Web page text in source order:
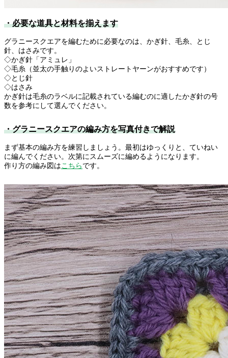
・必要な道具と材料を揃えます
グラニースクエアを編むために必要なのは、かぎ針、毛糸、とじ
針、はさみです。
◇かぎ針「アミュレ」
◇毛糸（並太の手触りのよいストレートヤーンがおすすめです）
◇とじ針
◇はさみ
かぎ針は毛糸のラベルに記載されている編むのに適したかぎ針の号
数を参考にして選んでください。
・グラニースクエアの編み方を写真付きで解説
まず基本の編み方を練習しましょう。最初はゆっくりと、ていねい
に編んでください。次第にスムーズに編めるようになります。
作り方の編み図は こちら です。